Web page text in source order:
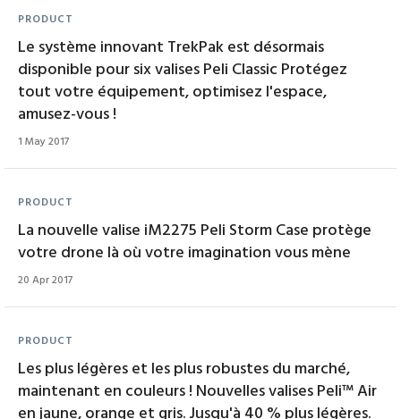
PRODUCT
Le système innovant TrekPak est désormais
disponible pour six valises Peli Classic Protégez
tout votre équipement, optimisez l'espace,
amusez-vous !
1 May 2017
PRODUCT
La nouvelle valise iM2275 Peli Storm Case protège
votre drone là où votre imagination vous mène
20 Apr 2017
PRODUCT
Les plus légères et les plus robustes du marché,
maintenant en couleurs ! Nouvelles valises Peli™ Air